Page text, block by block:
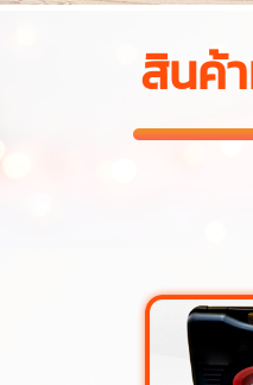
สินค้